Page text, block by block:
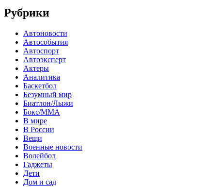
Рубрики
Автоновости
Автособытия
Автоспорт
Автоэксперт
Актеры
Аналитика
Баскетбол
Безумный мир
Биатлон/Лыжи
Бокс/MMA
В мире
В России
Вещи
Военные новости
Волейбол
Гаджеты
Дети
Дом и сад